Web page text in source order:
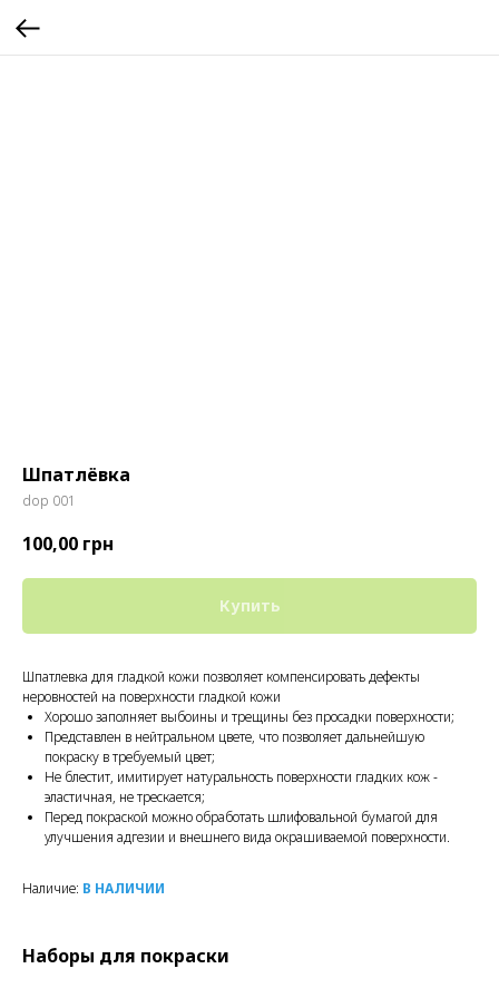
Шпатлёвка
dop 001
100,00 грн
Купить
Шпатлевка для гладкой кожи позволяет компенсировать дефекты
неровностей на поверхности гладкой кожи
Хорошо заполняет выбоины и трещины без просадки поверхности;
Представлен в нейтральном цвете, что позволяет дальнейшую
покраску в требуемый цвет;
Не блестит, имитирует натуральность поверхности гладких кож -
эластичная, не трескается;
Перед покраской можно обработать шлифовальной бумагой для
улучшения адгезии и внешнего вида окрашиваемой поверхности.
Наличие: В НАЛИЧИИ
Наборы для покраски